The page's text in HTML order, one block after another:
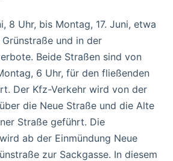
8 Uhr, bis Montag, 17. Juni, etwa
und in der
Beide Straßen sind von
6 Uhr, für den fließenden
Der Kfz-Verkehr wird von der
die Neue Straße und die Alte
Straße geführt. Die
ab der Einmündung Neue
zur Sackgasse. In diesem